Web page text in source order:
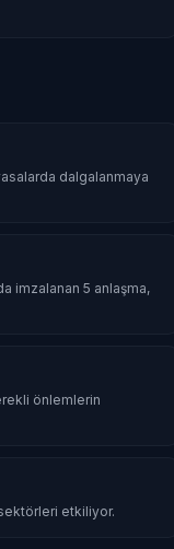
dalgalanmaya
imzalanan 5 anlaşma,
önlemlerin
etkiliyor.